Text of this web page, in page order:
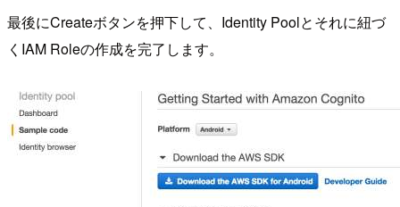
最後にCreateボタンを押下して、Identity Poolとそれに紐づ
くIAM Roleの作成を完了します。